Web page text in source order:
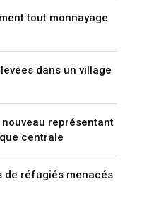
tout monnayage
dans un village
représentant
centrale
de réfugiés menacés